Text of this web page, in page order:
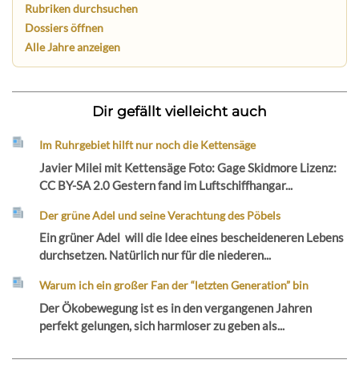
Rubriken durchsuchen
Dossiers öffnen
Alle Jahre anzeigen
Dir gefällt vielleicht auch
Im Ruhrgebiet hilft nur noch die Kettensäge
Javier Milei mit Kettensäge Foto: Gage Skidmore Lizenz:
CC BY-SA 2.0 Gestern fand im Luftschiffhangar...
Der grüne Adel und seine Verachtung des Pöbels
Ein grüner Adel will die Idee eines bescheideneren Lebens
durchsetzen. Natürlich nur für die niederen...
Warum ich ein großer Fan der “letzten Generation” bin
Der Ökobewegung ist es in den vergangenen Jahren
perfekt gelungen, sich harmloser zu geben als...